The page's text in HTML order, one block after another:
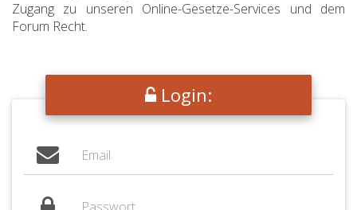
Zugang zu unseren Online-Gesetze-Services und dem
Forum Recht.
Login: